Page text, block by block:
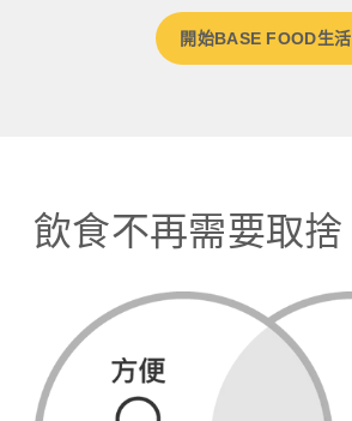
開始BASE FOOD生活
飲食不再需要取捨